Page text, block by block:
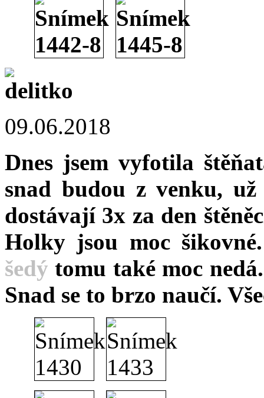
09.06.2018
Dnes jsem vyfotila
snad budou z venku,
dostávají 3x za den
Holky jsou moc
šedý tomu také moc
Snad se to brzo naučí.